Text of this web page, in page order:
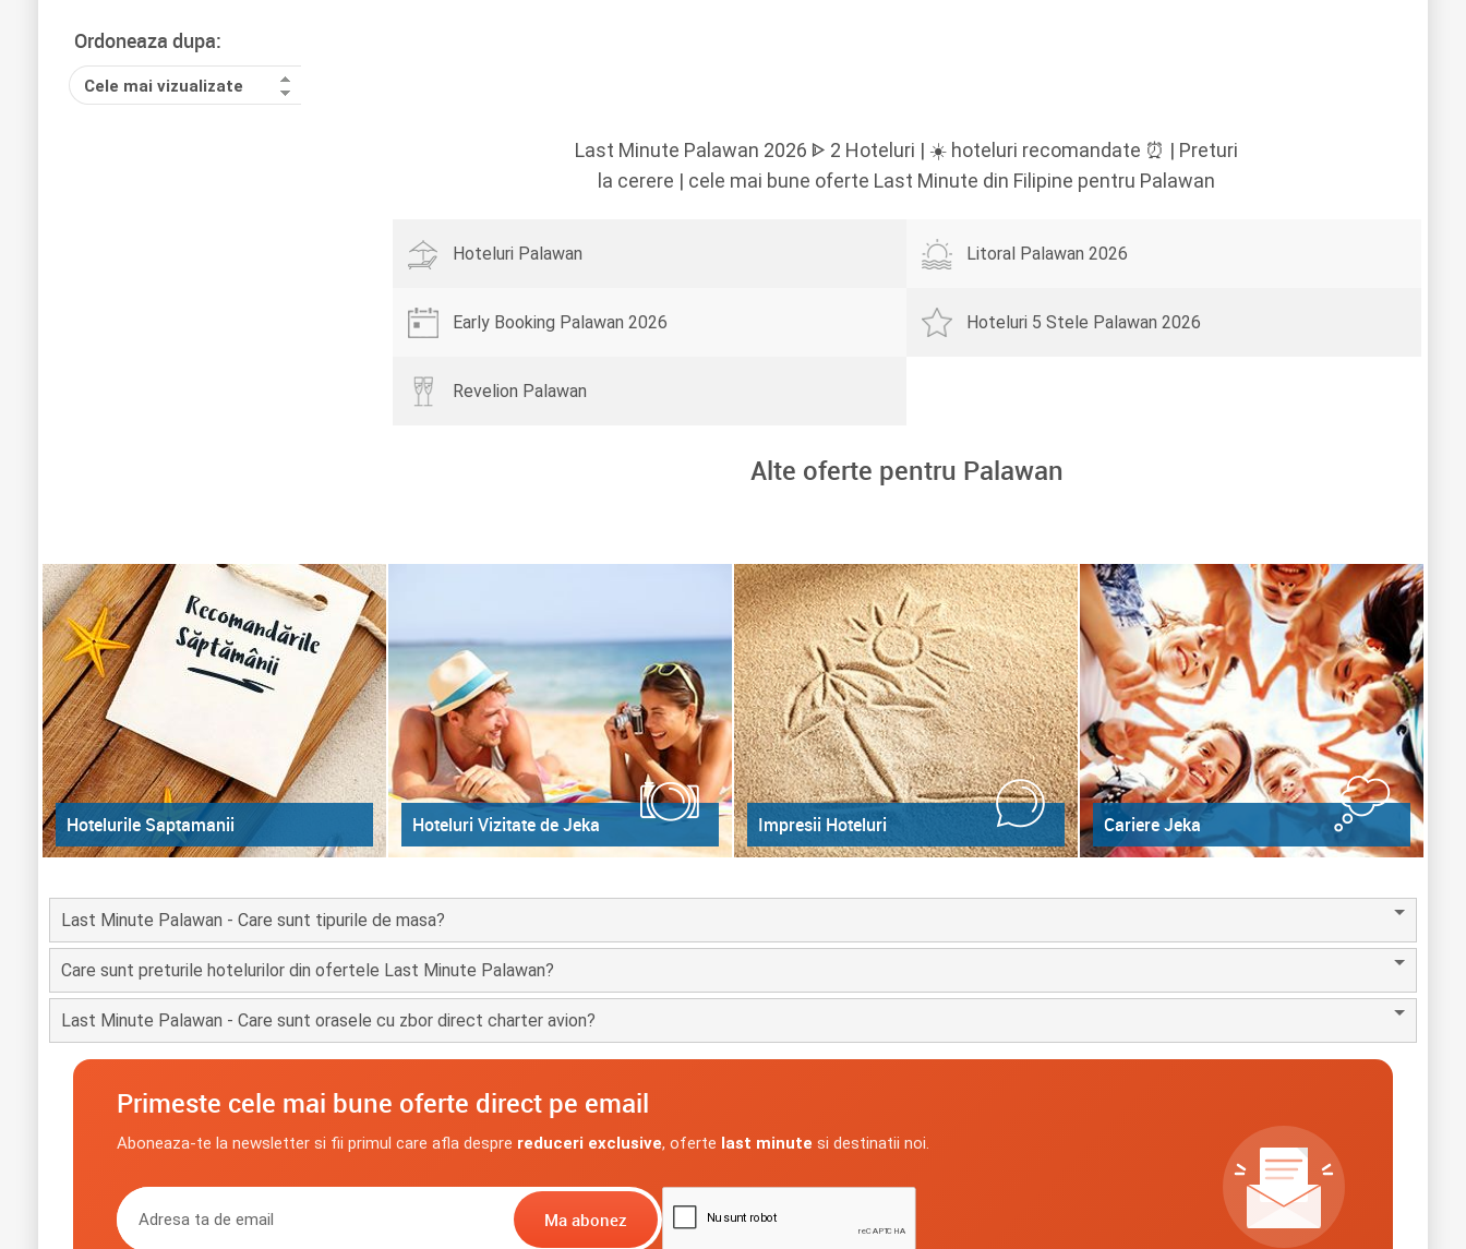
Ordoneaza dupa:
Cele mai vizualizate
Last Minute Palawan 2026 ᐈ 2 Hoteluri | ☀️ hoteluri recomandate ⏰ | Preturi
la cerere | cele mai bune oferte Last Minute din Filipine pentru Palawan
Hoteluri Palawan Litoral Palawan 2026
Early Booking Palawan 2026 Hoteluri 5 Stele Palawan 2026
Revelion Palawan
Alte oferte pentru Palawan
Hotelurile Saptamanii Hoteluri Vizitate de Jeka Impresii Hoteluri Cariere Jeka
Last Minute Palawan - Care sunt tipurile de masa?
Care sunt preturile hotelurilor din ofertele Last Minute Palawan?
Last Minute Palawan - Care sunt orasele cu zbor direct charter avion?
Primeste cele mai bune oferte direct pe email
Aboneaza-te la newsletter si fii primul care afla despre reduceri exclusive, oferte last minute si destinatii noi.